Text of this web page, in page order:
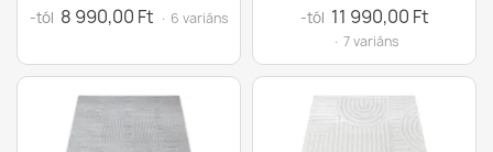
-tól 8 990,00 Ft · 6 variáns -tól 11 990,00 Ft
· 7 variáns